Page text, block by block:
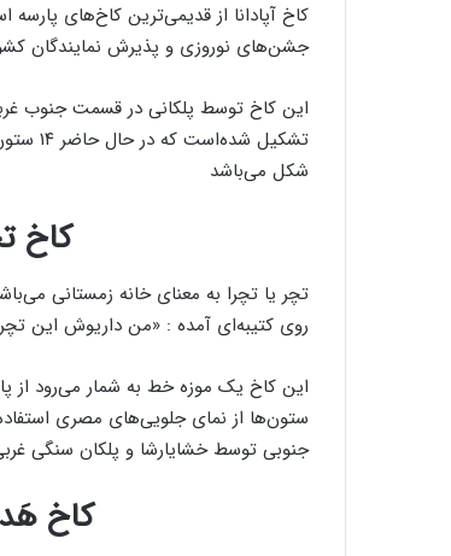
کاخ آپادانا از قدیمی‌ترین کاخ‌های
جشن‌های نوروزی و پذیرش نمایندگان
شکل می‌باشد
کاخ
تچر یا تچرا به معنای خانه زمستانی
روی کتیبه‌ای آمده : «من داریوش این
این کاخ یک موزه خط به شمار می‌رود از
ستون‌ها از نمای جلویی‌های مصری
جنوبی توسط خشایارشا و پلکان سنگی
کاخ